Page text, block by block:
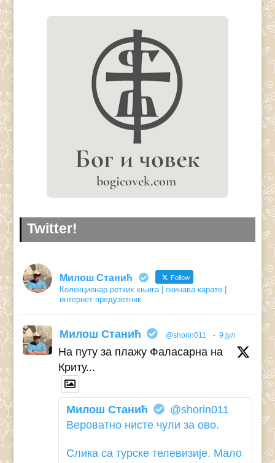
Twitter!
Милош Станић Follow
Колекционар ретких књига | окинава карате |
интернет предузетник
Милош Станић @shorin011 · 9 јул
На путу за плажу Фаласарна на
Криту...
Милош Станић
@shorin011
Вероватно нисте чули за ово.
Слика са турске телевизије. Мало